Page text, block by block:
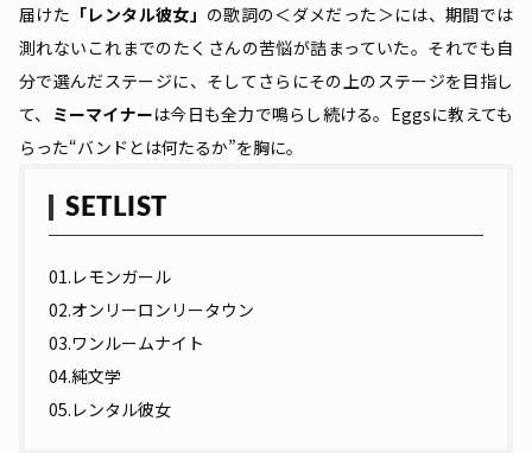
届けた 「レンタル彼女 」 の歌詞の＜ダメだった＞には、期間では
測れないこれまでのたくさんの苦悩が詰まっていた。それでも自
分で選んだステージに、そしてさらにその上のステージを目指し
て、
ミーマイナーは今日も全力で鳴らし続ける。Eggsに教えても
らった“バンドとは何たるか”を胸に。
SETLIST
01.レモンガール
02.オンリーロンリータウン
03.ワンルームナイト
04.純文学
05.レンタル彼女